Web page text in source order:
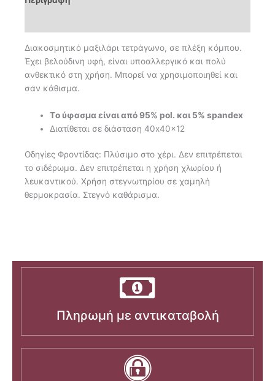
Διακοσμητικό μαξιλάρι τετράγωνο, σε πλέξη κόμπου.
Έχει βελούδινη υφή, είναι υποαλλεργικό και πολύ
ανθεκτικό στη χρήση. Μπορεί να χρησιμοποιηθεί και
σαν κάθισμα.
Tο ύφασμα είναι από 95% pol. και 5% spandex
Διατίθεται σε διάσταση 40x40x12
Οδηγίες Φροντίδας: Πλύσιμο στο χέρι. Δεν επιτρέπεται
το σιδέρωμα. Δεν επιτρέπεται η χρήση χλωρίου ή
λευκαντικού. Χρήση στεγνωτηρίου σε χαμηλή
θερμοκρασία. Στεγνό καθάρισμα.
Πληρωμή με αντικαταβολή